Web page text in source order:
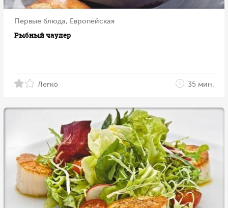
Первые блюда, Европейская
Рыбный чаудер
Легко 35 мин.